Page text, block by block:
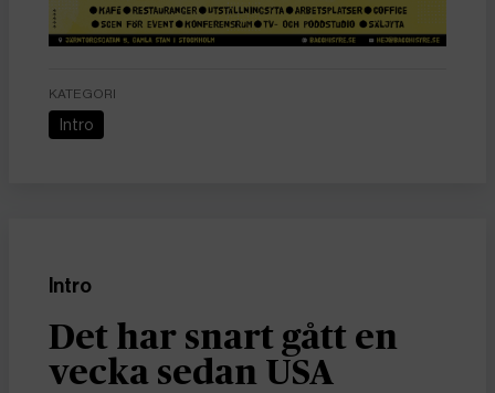
KATEGORI
Intro
Intro
Det har snart gått en
vecka sedan USA